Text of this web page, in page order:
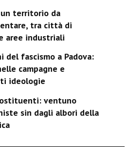
territorio da
tra città di
aree industriali
del fascismo a Padova:
campagne e
ideologie
ventuno
sin dagli albori della